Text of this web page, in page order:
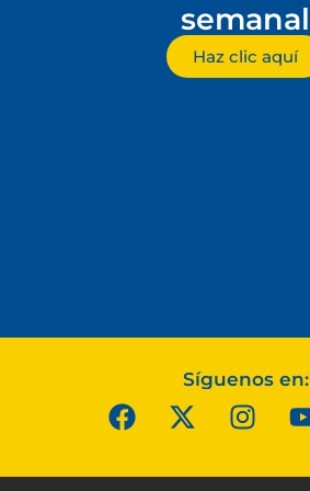
semanal
Haz clic aquí
Síguenos en: